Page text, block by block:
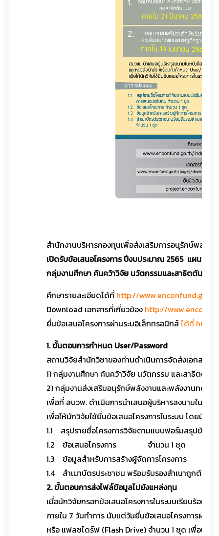
สำนักงานบริหารกองทุนเพื่อส่งเสริมการอนุรักษ์พลังง
เปิดรับข้อเสนอโครงการ ปีงบประมาณ 2565 แผนอ
กลุ่มงานศึกษา ค้นคว้าวิจัย นวัตกรรมและสาธิตต้นแบบ
ศึกษารายละเอียดได้ที่ http://
Download เอกสารที่เกี่ยวข้อง http://
ยื่นข้อเสนอโครงการผ่านระบอิเล็กทรอนิกส์ ได้ที่
1. ขั้นตอนการกำหนด User/Password
สถานวิจัยสำนักวิชาของท่านดำเนินการจัดส่งเอกสารใ
1) กลุ่มงานศึกษา ค้นคว้าวิจัย นวัตกรรม และสาธิตต้น
2) กลุ่มงานส่งเสริมอนุรักษ์พลังงานและพลังงานทดแท
เพื่อที่ สบวพ. ดำเนินการนำเสนอผู้บริหารลงนามในห
เพื่อให้นักวิจัยใช้ยื่นข้อเสนอโครงการในระบบ โดยมีเอ
1.1 สรุปรายชื่อโครงการวิจัยตามแบบฟอร์มสรุปข้อมู
1.2 ข้อเสนอโครงการ จำนวน 1 ชุด
1.3 ข้อมูลสำหรับการสร้างผู้จัดการโครงการ จำน
1.4 สำเนาบัตรประชาชน พร้อมรับรองสำเนาถูกต้อง
2. ขั้นตอนการส่งไฟล์ข้อมูลไปยังแหล่งทุน
เมื่อนักวิจัยกรอกข้อเสนอโครงการในระบบเรียบร้อย
ภายใน 7 วันทำการ นับแต่วันยื่นข้อเสนอโครงการผ่าน
หรือ แฟลชไดร์ฟ (Flash Drive) จำนวน 1 ชุด เพื่อประ